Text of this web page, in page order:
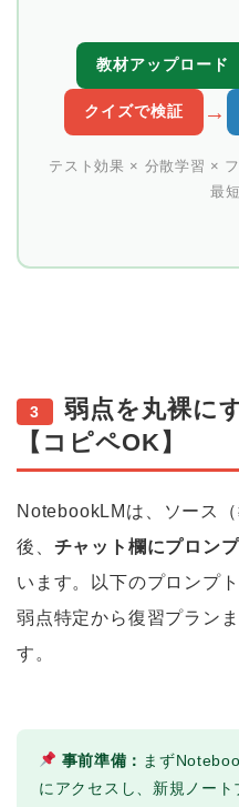
教材アップロード
クイズで検証 →
テスト効果 × 分散学習 ×
最
3
弱点を丸裸に
【コピペOK】
NotebookLMは、ソース
後、 チャット欄にプロン
います。以下のプロンプ
弱点特定から復習プラン
す。
事前準備： まず
にアクセスし、新規ノー